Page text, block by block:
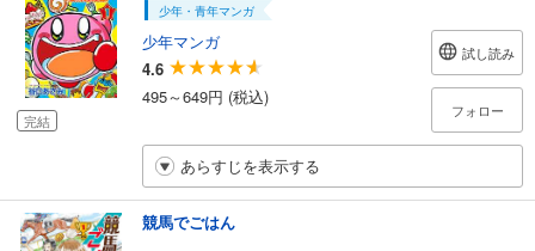
完結
少年・青年マンガ
少年マンガ
4.6
495～649円 (税込)
試し読み
フォロー
あらすじを表示する
競馬でごはん